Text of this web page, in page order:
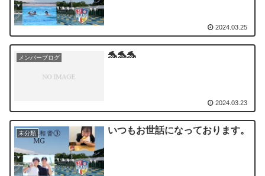
2024.03.25
メンバーブログ 🐬🐬🐬
2024.03.23
未分類 いつもお世話になっております。